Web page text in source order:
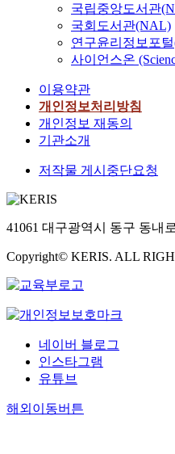
국립중앙도서관
국회도서관(NAL)
연구윤리정보포
사이언스온
이용약관
개인정보처리방침
개인정보 재동의
기관소개
저작물 게시중단요청
41061 대구광역시 동구 동내
Copyright© KERIS. ALL
네이버 블로그
인스타그램
유튜브
해외이동버튼